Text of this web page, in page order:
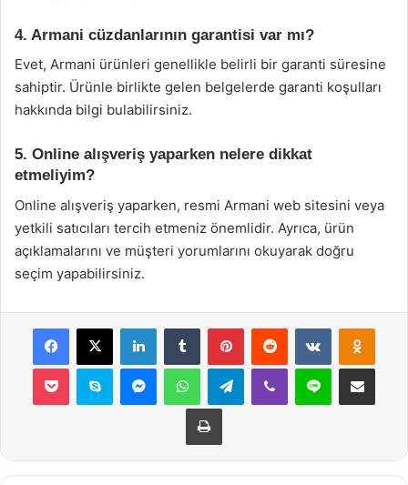
4. Armani cüzdanlarının garantisi var mı?
Evet, Armani ürünleri genellikle belirli bir garanti süresine
sahiptir. Ürünle birlikte gelen belgelerde garanti koşulları
hakkında bilgi bulabilirsiniz.
5. Online alışveriş yaparken nelere dikkat
etmeliyim?
Online alışveriş yaparken, resmi Armani web sitesini veya
yetkili satıcıları tercih etmeniz önemlidir. Ayrıca, ürün
açıklamalarını ve müşteri yorumlarını okuyarak doğru
seçim yapabilirsiniz.
Facebook
X LinkedInTumblr PinterestReddit VKontakte
Pocket Skype MessengerWhatsAppTelegramViber Line E-Posta ile
Yazdır